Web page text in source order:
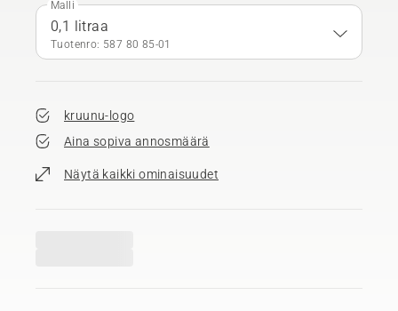
Malli
0,1 litraa
Tuotenro: 587 80 85‑01
kruunu-logo
Aina sopiva annosmäärä
Näytä kaikki ominaisuudet